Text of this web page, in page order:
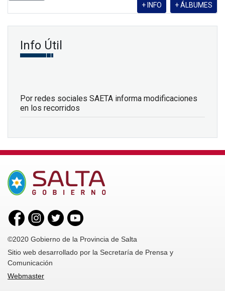
+ ÁLBUMES
+ INFO
Info Útil
Por redes sociales SAETA informa modificaciones
en los recorridos
©2020 Gobierno de la Provincia de Salta
Sitio web desarrollado por la Secretaría de Prensa y
Comunicación
Webmaster